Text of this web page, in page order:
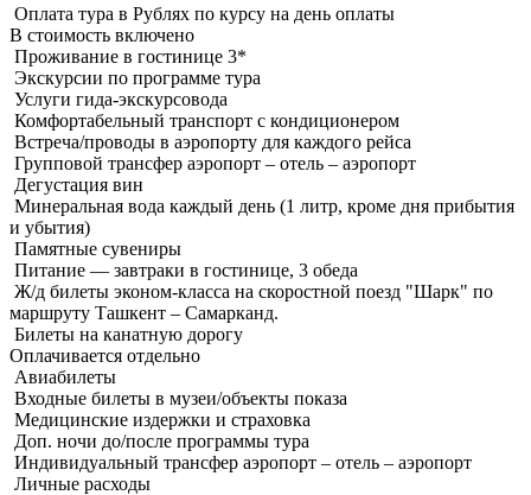
Оплата тура в Рублях по курсу на день оплаты
В стоимость включено
Проживание в гостинице 3*
Экскурсии по программе тура
Услуги гида-экскурсовода
Комфортабельный транспорт с кондиционером
Встреча/проводы в аэропорту для каждого рейса
Групповой трансфер аэропорт – отель – аэропорт
Дегустация вин
Минеральная вода каждый день (1 литр, кроме дня прибытия
и убытия)
Памятные сувениры
Питание — завтраки в гостинице, 3 обеда
Ж/д билеты эконом-класса на скоростной поезд "Шарк" по
маршруту Ташкент – Самарканд.
Билеты на канатную дорогу
Оплачивается отдельно
Авиабилеты
Входные билеты в музеи/объекты показа
Медицинские издержки и страховка
Доп. ночи до/после программы тура
Индивидуальный трансфер аэропорт – отель – аэропорт
Личные расходы